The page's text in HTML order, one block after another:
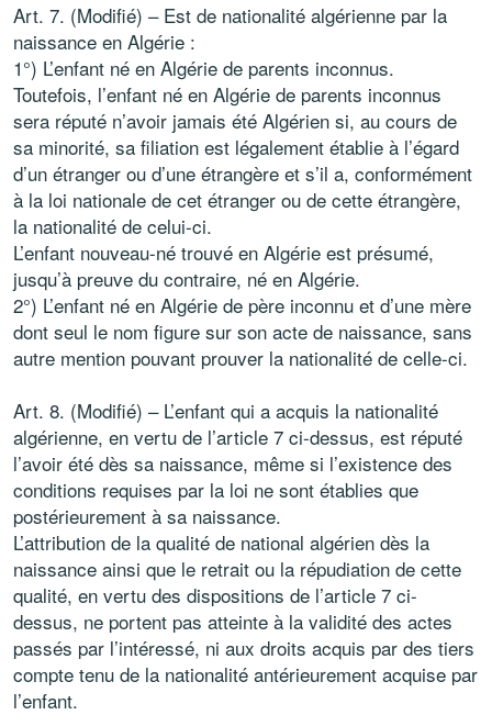
Art. 7. (Modifié) – Est de nationalité algérienne par la
naissance en Algérie :
1°) L’enfant né en Algérie de parents inconnus.
Toutefois, l’enfant né en Algérie de parents inconnus
sera réputé n’avoir jamais été Algérien si, au cours de
sa minorité, sa filiation est légalement établie à l’égard
d’un étranger ou d’une étrangère et s’il a, conformément
à la loi nationale de cet étranger ou de cette étrangère,
la nationalité de celui-ci.
L’enfant nouveau-né trouvé en Algérie est présumé,
jusqu’à preuve du contraire, né en Algérie.
2°) L’enfant né en Algérie de père inconnu et d’une mère
dont seul le nom figure sur son acte de naissance, sans
autre mention pouvant prouver la nationalité de celle-ci.
Art. 8. (Modifié) – L’enfant qui a acquis la nationalité
algérienne, en vertu de l’article 7 ci-dessus, est réputé
l’avoir été dès sa naissance, même si l’existence des
conditions requises par la loi ne sont établies que
postérieurement à sa naissance.
L’attribution de la qualité de national algérien dès la
naissance ainsi que le retrait ou la répudiation de cette
qualité, en vertu des dispositions de l’article 7 ci-
dessus, ne portent pas atteinte à la validité des actes
passés par l’intéressé, ni aux droits acquis par des tiers
compte tenu de la nationalité antérieurement acquise par
l’enfant.